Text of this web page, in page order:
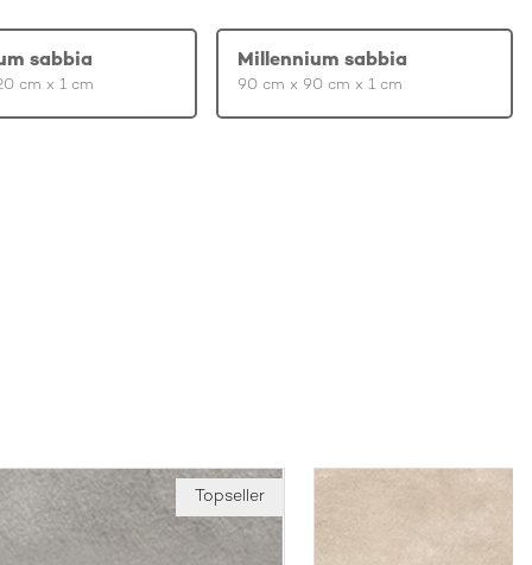
sabbia
cm x 1 cm
Millennium sabbia
90 cm x 90 cm x 1 cm
Topseller